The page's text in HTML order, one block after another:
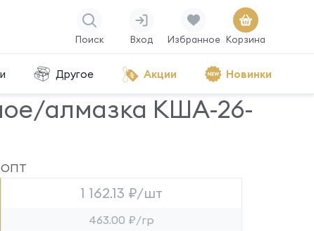
Поиск Вход Избранное Корзина
Другое Акции Новинки
алмазка КША-26-
ОПТ
1 162.13 ₽/шт
463.00 ₽/гр